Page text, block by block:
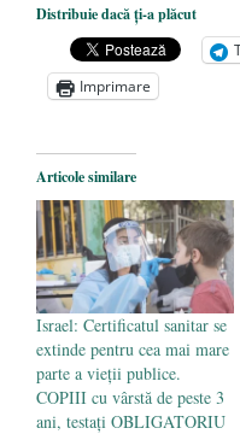
Nicolae
de la naștere -
„Carnea
comercializare
Părintele
Voicescu,
Mănăstirea
Distribuie dacă ți-a plăcut
Imprimare
Articole similare
Israel: Certificatul sanitar se
extinde pentru cea mai mare
parte a vieții publice.
COPIII cu vârstă de peste 3
ani, testați OBLIGATORIU